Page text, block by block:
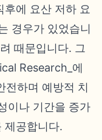
에 요산 저하 요
경우가 있었습니
때문입니다. 그
Research_에
전하며 예방적 치
이나 기간을 증가
제공합니다.